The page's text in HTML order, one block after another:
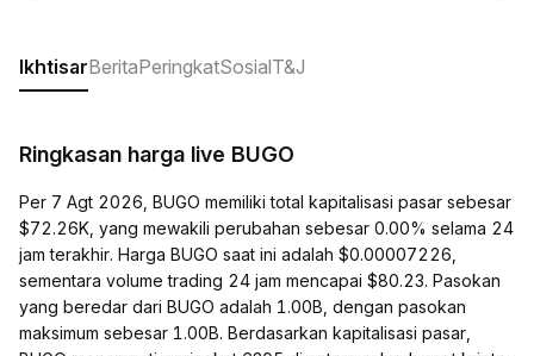
IkhtisarBeritaPeringkatSosialT&J
Ringkasan harga live BUGO
Per 7 Agt 2026, BUGO memiliki total kapitalisasi pasar sebesar
$72.26K, yang mewakili perubahan sebesar 0.00% selama 24
jam terakhir. Harga BUGO saat ini adalah $0.00007226,
sementara volume trading 24 jam mencapai $80.23. Pasokan
yang beredar dari BUGO adalah 1.00B, dengan pasokan
maksimum sebesar 1.00B. Berdasarkan kapitalisasi pasar,